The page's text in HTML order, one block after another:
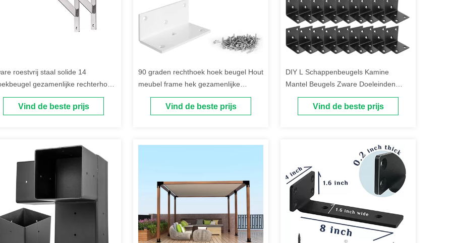
roestvrij staal solide 14
gezamenlijke rechterhoek
steunbeugel
Vind de beste prijs
90 graden rechthoek hoek beugel Hout
meubel frame hek gezamenlijke
bevestigingsbeugel
Vind de beste prijs
DIY L Schappenbeugels Kamine
Mantel Beugels Zware Doeleinden
Zwarte Grote Hoek Beugel
Vind de beste prijs